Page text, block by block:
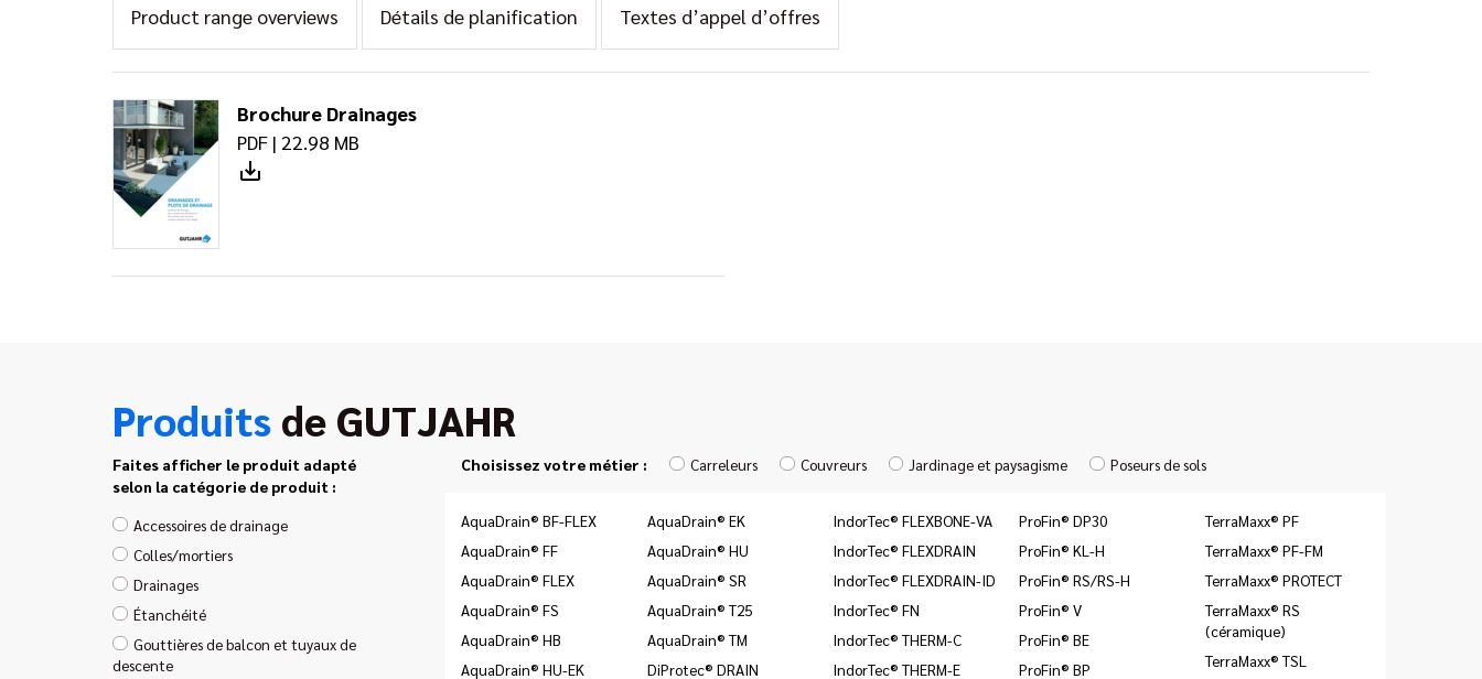
Product range overviews Détails de planification Textes d’appel d’offres
Brochure Drainages
PDF | 22.98 MB
Produits de GUTJAHR
Faites afficher le produit adapté
selon la catégorie de produit :
Accessoires de drainage
Colles/mortiers
Drainages
Étanchéité
Gouttières de balcon et tuyaux de
descente
Choisissez votre métier : Carreleurs Couvreurs Jardinage et paysagisme Poseurs de sols
AquaDrain® BF-FLEX
AquaDrain® FF
AquaDrain® FLEX
AquaDrain® FS
AquaDrain® HB
AquaDrain® HU-EK
AquaDrain® EK
AquaDrain® HU
AquaDrain® SR
AquaDrain® T25
AquaDrain® TM
DiProtec® DRAIN
IndorTec® FLEXBONE-VA
IndorTec® FLEXDRAIN
IndorTec® FLEXDRAIN-ID
IndorTec® FN
IndorTec® THERM-C
IndorTec® THERM-E
ProFin® DP30
ProFin® KL-H
ProFin® RS/RS-H
ProFin® V
ProFin® BE
ProFin® BP
TerraMaxx® PF
TerraMaxx® PF-FM
TerraMaxx® PROTECT
TerraMaxx® RS
(céramique)
TerraMaxx® TSL